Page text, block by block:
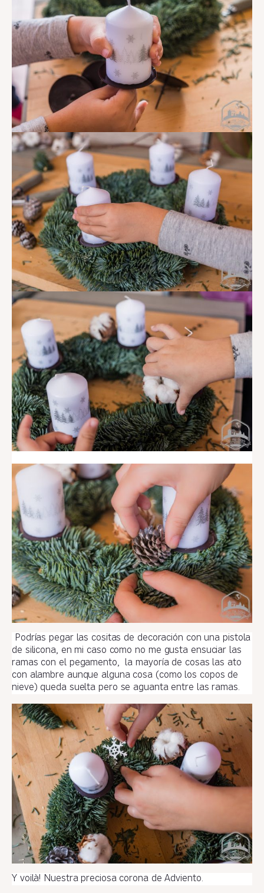
Podrías pegar las cositas de decoración con una pistola
de silicona, en mi caso como no me gusta ensuciar las
ramas con el pegamento, la mayoría de cosas las ato
con alambre aunque alguna cosa (como los copos de
nieve) queda suelta pero se aguanta entre las ramas.
Y voilà! Nuestra preciosa corona de Adviento.